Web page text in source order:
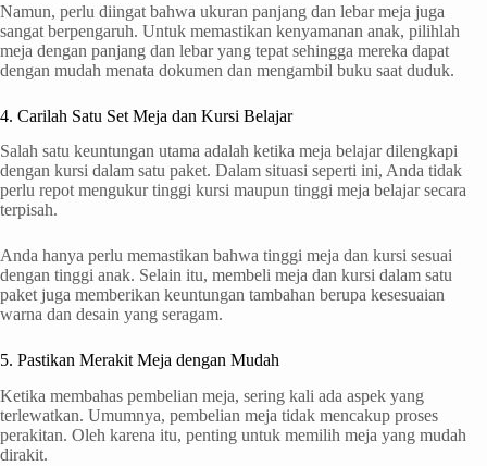
Namun, perlu diingat bahwa ukuran panjang dan lebar meja juga
sangat berpengaruh. Untuk memastikan kenyamanan anak, pilihlah
meja dengan panjang dan lebar yang tepat sehingga mereka dapat
dengan mudah menata dokumen dan mengambil buku saat duduk.
4. Carilah Satu Set Meja dan Kursi Belajar
Salah satu keuntungan utama adalah ketika meja belajar dilengkapi
dengan kursi dalam satu paket. Dalam situasi seperti ini, Anda tidak
perlu repot mengukur tinggi kursi maupun tinggi meja belajar secara
terpisah.
Anda hanya perlu memastikan bahwa tinggi meja dan kursi sesuai
dengan tinggi anak. Selain itu, membeli meja dan kursi dalam satu
paket juga memberikan keuntungan tambahan berupa kesesuaian
warna dan desain yang seragam.
5. Pastikan Merakit Meja dengan Mudah
Ketika membahas pembelian meja, sering kali ada aspek yang
terlewatkan. Umumnya, pembelian meja tidak mencakup proses
perakitan. Oleh karena itu, penting untuk memilih meja yang mudah
dirakit.